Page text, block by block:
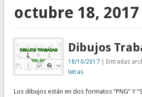
octubre 18, 2017
Dibujos
18/10/2017 | Entradas
letras
Los dibujos están en dos formatos “PNG” Y